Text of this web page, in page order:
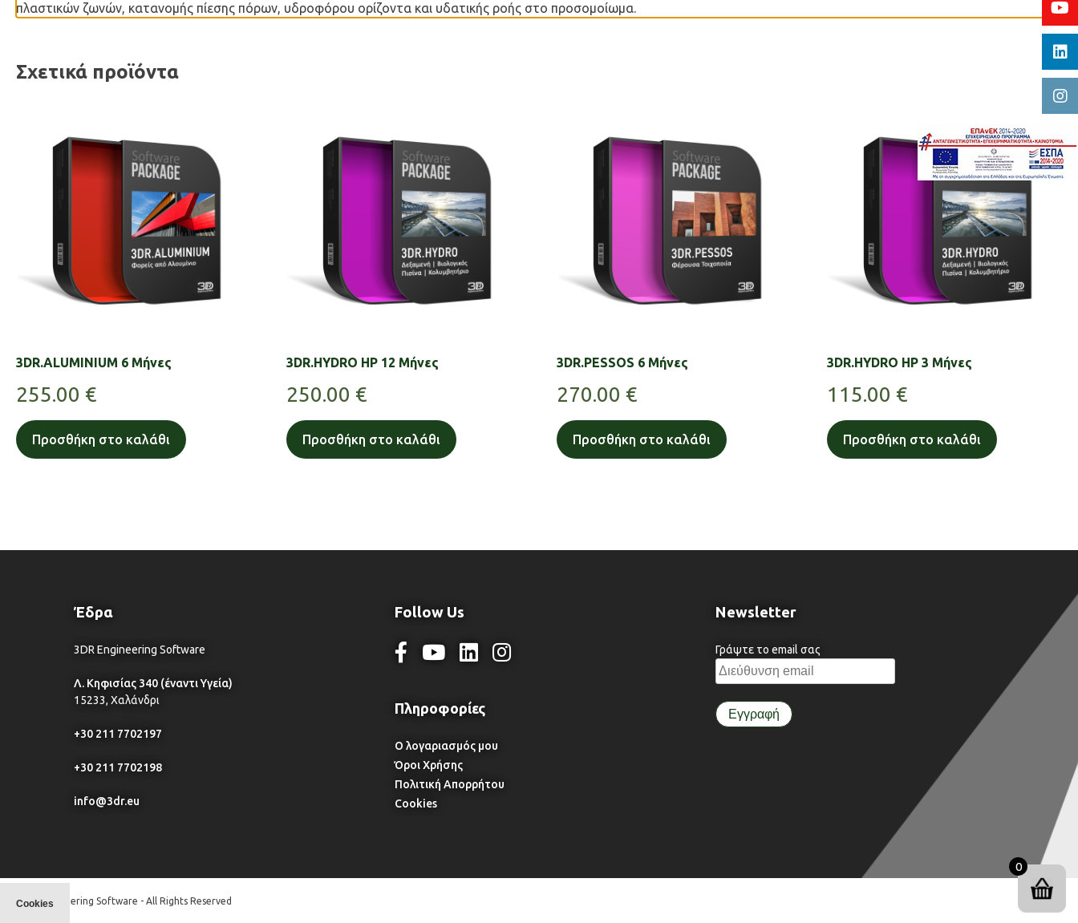
πλαστικών ζωνών, κατανομής πίεσης πόρων, υδροφόρου ορίζοντα και υδατικής ροής στο προσομοίωμα.
Σχετικά προϊόντα
3DR.ALUMINIUM 6 Μήνες
255.00 €
Προσθήκη στο καλάθι
3DR.HYDRO HP 12 Μήνες
250.00 €
Προσθήκη στο καλάθι
3DR.PESSOS 6 Μήνες
270.00 €
Προσθήκη στο καλάθι
3DR.HYDRO HP 3 Μήνες
115.00 €
Προσθήκη στο καλάθι
Έδρα
3DR Engineering Software
Λ. Κηφισίας 340 (έναντι Υγεία)
15233, Χαλάνδρι
+30 211 7702197
+30 211 7702198
info@3dr.eu
Follow Us
Ο λογαριασμός μου
Όροι Χρήσης
Πολιτική Απορρήτου
Cookies
Newsletter
Γράψτε το email σας
© 3DR Engineering Software - All Rights Reserved
Cookies
0